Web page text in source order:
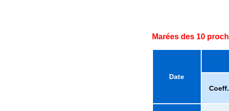
Marées des 10
Date
Coeff.